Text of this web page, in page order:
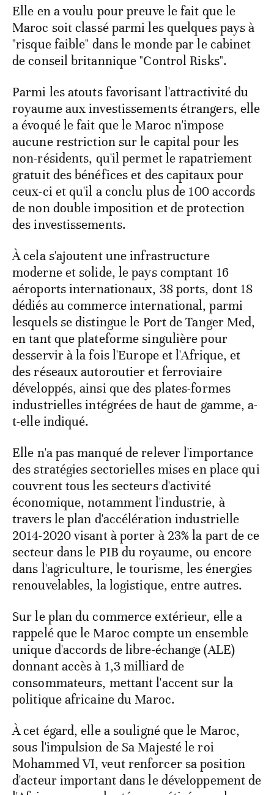
Elle en a voulu pour preuve le fait que le
Maroc soit classé parmi les quelques pays à
"risque faible" dans le monde par le cabinet
de conseil britannique "Control Risks".
Parmi les atouts favorisant l'attractivité du
royaume aux investissements étrangers, elle
a évoqué le fait que le Maroc n'impose
aucune restriction sur le capital pour les
non-résidents, qu'il permet le rapatriement
gratuit des bénéfices et des capitaux pour
ceux-ci et qu'il a conclu plus de 100 accords
de non double imposition et de protection
des investissements.
À cela s'ajoutent une infrastructure
moderne et solide, le pays comptant 16
aéroports internationaux, 38 ports, dont 18
dédiés au commerce international, parmi
lesquels se distingue le Port de Tanger Med,
en tant que plateforme singulière pour
desservir à la fois l'Europe et l'Afrique, et
des réseaux autoroutier et ferroviaire
développés, ainsi que des plates-formes
industrielles intégrées de haut de gamme, a-
t-elle indiqué.
Elle n'a pas manqué de relever l'importance
des stratégies sectorielles mises en place qui
couvrent tous les secteurs d'activité
économique, notamment l'industrie, à
travers le plan d'accélération industrielle
2014-2020 visant à porter à 23% la part de ce
secteur dans le PIB du royaume, ou encore
dans l'agriculture, le tourisme, les énergies
renouvelables, la logistique, entre autres.
Sur le plan du commerce extérieur, elle a
rappelé que le Maroc compte un ensemble
unique d'accords de libre-échange (ALE)
donnant accès à 1,3 milliard de
consommateurs, mettant l'accent sur la
politique africaine du Maroc.
À cet égard, elle a souligné que le Maroc,
sous l'impulsion de Sa Majesté le roi
Mohammed VI, veut renforcer sa position
d'acteur important dans le développement de